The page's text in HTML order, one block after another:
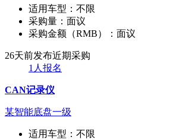
适用车型： 不限
采购量： 面议
采购金额（RMB）： 面议
26天前发布近期采购
1人报名
CAN记录仪
某智能底盘一级
适用车型： 不限